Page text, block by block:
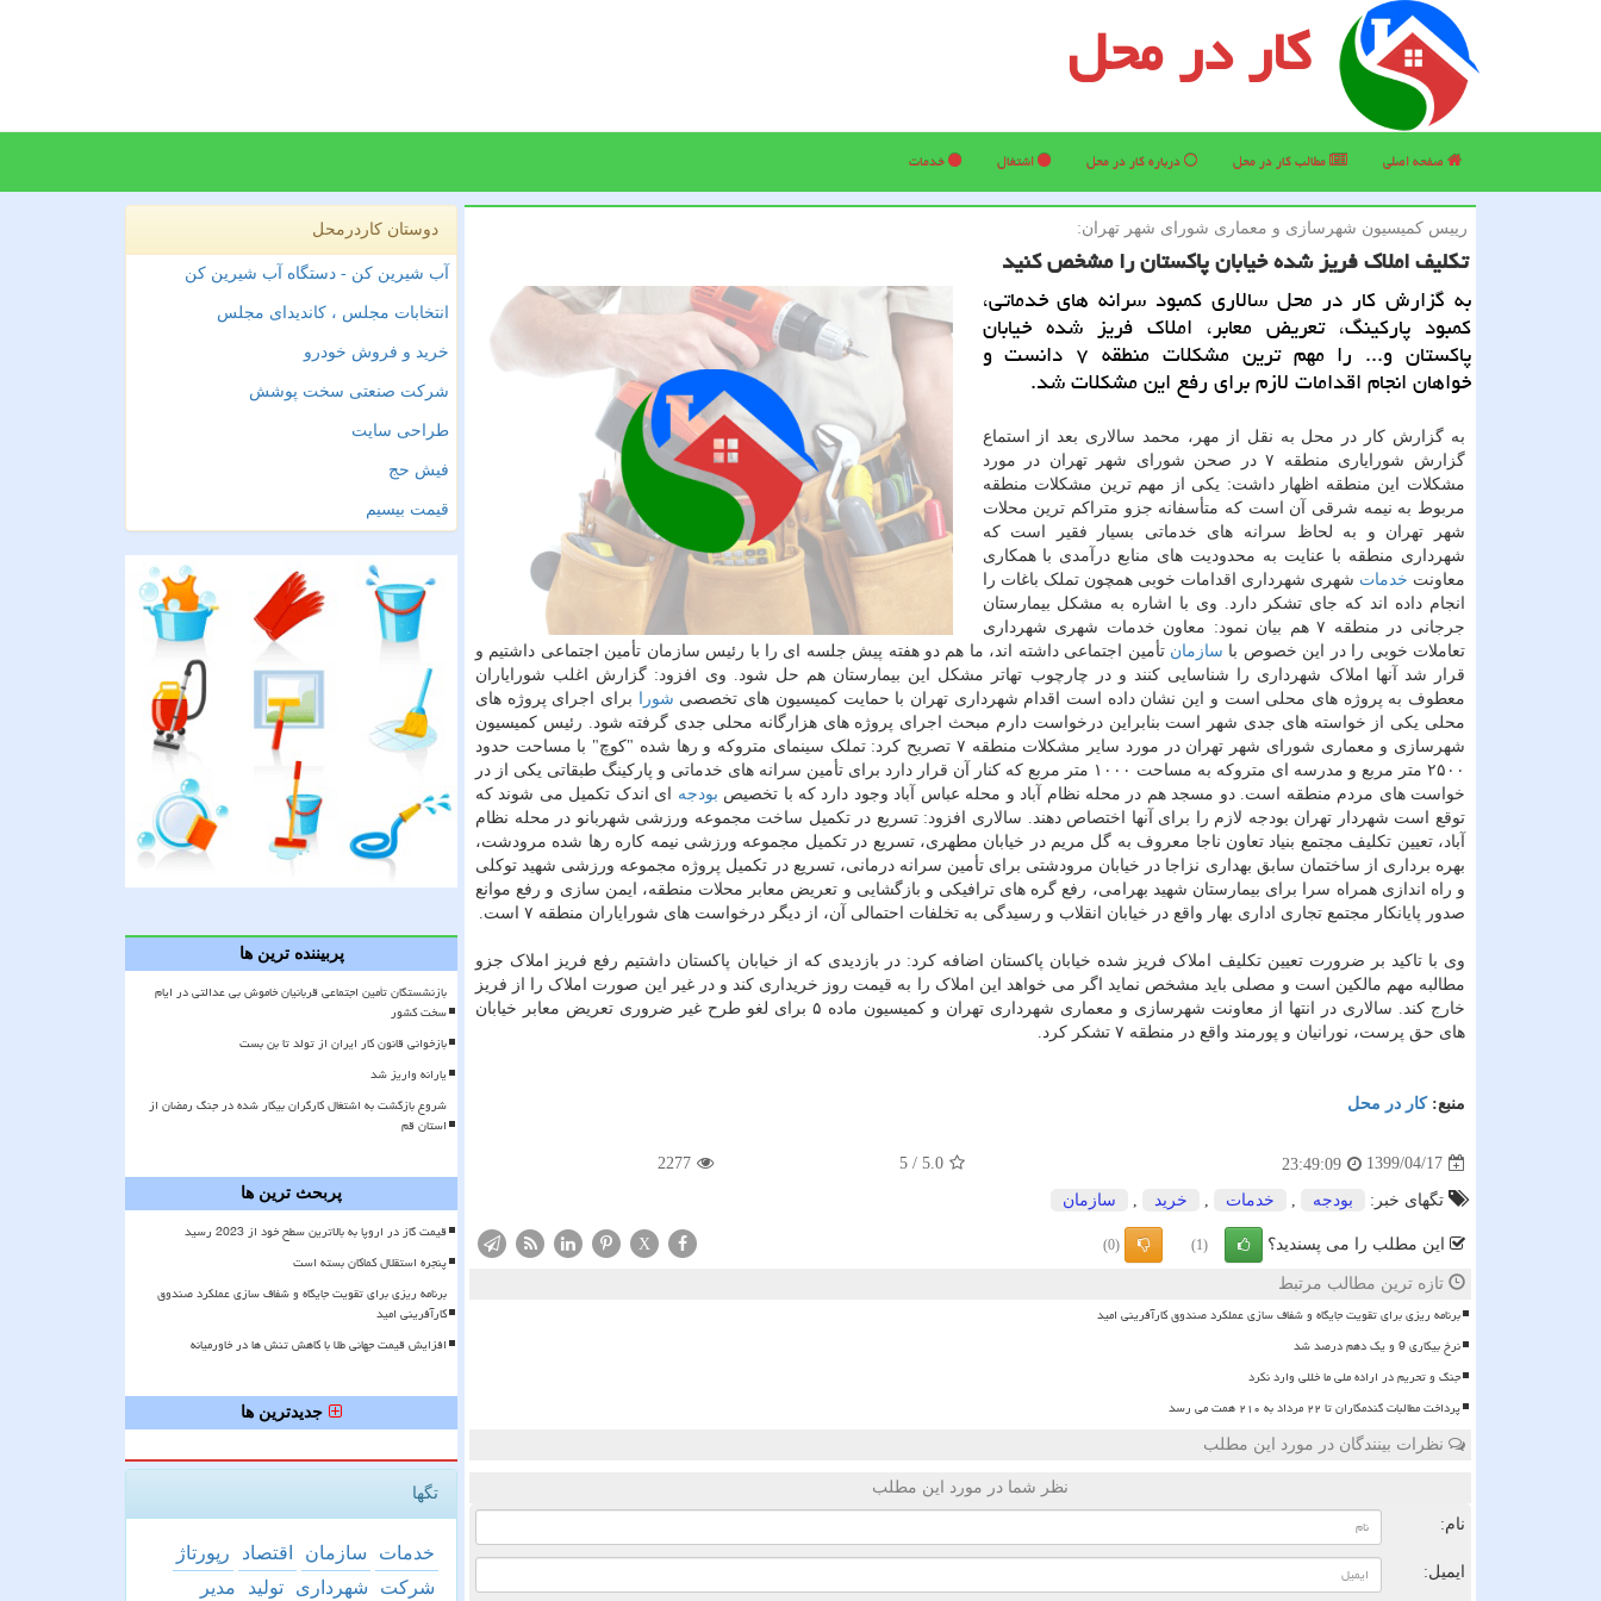
کار در محل
صفحه اصلی مطالب كار در محل درباره كار در محل اشتغال خدمات
رییس كمیسیون شهرسازی و معماری شورای شهر تهران:
تكلیف املاك فریز شده خیابان پاكستان را مشخص كنید
به گزارش كار در محل سالاری كمبود سرانه های خدماتی،
كمبود پاركینگ، تعریض معابر، املاك فریز شده خیابان
پاكستان و... را مهم ترین مشكلات منطقه ۷ دانست و
خواهان انجام اقدامات لازم برای رفع این مشكلات شد.
به گزارش کار در محل به نقل از مهر، محمد سالاری بعد از استماع
گزارش شورایاری منطقه ۷ در صحن شورای شهر تهران در مورد
مشکلات این منطقه اظهار داشت: یکی از مهم ترین مشکلات منطقه
مربوط به نیمه شرقی آن است که متأسفانه جزو متراکم ترین محلات
شهر تهران و به لحاظ سرانه های خدماتی بسیار فقیر است که
شهرداری منطقه با عنایت به محدودیت های منابع درآمدی با همکاری
معاونت خدمات شهری شهرداری اقدامات خوبی همچون تملک باغات را
انجام داده اند که جای تشکر دارد. وی با اشاره به مشکل بیمارستان
جرجانی در منطقه ۷ هم بیان نمود: معاون خدمات شهری شهرداری
تعاملات خوبی را در این خصوص با سازمان تأمین اجتماعی داشته اند، ما هم دو هفته پیش جلسه ای را با رئیس سازمان تأمین اجتماعی داشتیم و
قرار شد آنها املاک شهرداری را شناسایی کنند و در چارچوب تهاتر مشکل این بیمارستان هم حل شود. وی افزود: گزارش اغلب شورایاران
معطوف به پروژه های محلی است و این نشان داده است اقدام شهرداری تهران با حمایت کمیسیون های تخصصی شورا
برای اجرای پروژه های
محلی یکی از خواسته های جدی شهر است بنابراین درخواست دارم مبحث اجرای پروژه های هزارگانه محلی جدی گرفته شود. رئیس کمیسیون
شهرسازی و معماری شورای شهر تهران در مورد سایر مشکلات منطقه ۷ تصریح کرد: تملک سینمای متروکه و رها شده "کوچ" با مساحت حدود
۲۵۰۰ متر مربع و مدرسه ای متروکه به مساحت ۱۰۰۰ متر مربع که کنار آن قرار دارد برای تأمین سرانه های خدماتی و پارکینگ طبقاتی یکی از در
خواست های مردم منطقه است. دو مسجد هم در محله نظام آباد و محله عباس آباد وجود دارد که با تخصیص بودجه ای اندک تکمیل می شوند که
توقع است شهردار تهران بودجه لازم را برای آنها اختصاص دهند. سالاری افزود: تسریع در تکمیل ساخت مجموعه ورزشی شهربانو در محله نظام
آباد، تعیین تکلیف مجتمع بنیاد تعاون ناجا معروف به گل مریم در خیابان مطهری، تسریع در تکمیل مجموعه ورزشی نیمه کاره رها شده مرودشت،
بهره برداری از ساختمان سابق بهداری نزاجا در خیابان مرودشتی برای تأمین سرانه درمانی، تسریع در تکمیل پروژه مجموعه ورزشی شهید توکلی
و راه اندازی همراه سرا برای بیمارستان شهید بهرامی، رفع گره های ترافیکی و بازگشایی و تعریض معابر محلات منطقه، ایمن سازی و رفع موانع
صدور پایانکار مجتمع تجاری اداری بهار واقع در خیابان انقلاب و رسیدگی به تخلفات احتمالی آن، از دیگر درخواست های شورایاران منطقه ۷ است.
وی با تاکید بر ضرورت تعیین تکلیف املاک فریز شده خیابان پاکستان اضافه کرد: در بازدیدی که از خیابان پاکستان داشتیم رفع فریز املاک جزو
مطالبه مهم مالکین است و مصلی باید مشخص نماید اگر می خواهد این املاک را به قیمت روز خریداری کند و در غیر این صورت املاک را از فریز
خارج کند. سالاری در انتها از معاونت شهرسازی و معماری شهرداری تهران و کمیسیون ماده ۵ برای لغو طرح غیر ضروری تعریض معابر خیابان
های حق پرست، نورانیان و پورمند واقع در منطقه ۷ تشکر کرد.
منبع:كار در محل
1399/04/17
23:49:09
5.0
/
5
2277
تگهای خبر: بودجه خدمات خرید سازمان
این مطلب را می پسندید؟ (1)
(0)
X
تازه ترین مطالب مرتبط
برنامه ریزی برای تقویت جایگاه و شفاف سازی عملکرد صندوق کارآفرینی امید
نرخ بیکاری 9 و یک دهم درصد شد
جنگ و تحریم در اراده ملی ما خللی وارد نکرد
پرداخت مطالبات گندمکاران تا ۲۲ مرداد به ۲۱۰ همت می رسد
نظرات بینندگان در مورد این مطلب
نظر شما در مورد این مطلب
نام:
ایمیل:
دوستان کاردرمحل
آب شیرین کن - دستگاه آب شیرین کن
انتخابات مجلس ، کاندیدای مجلس
خرید و فروش خودرو
شرکت صنعتی سخت پوشش
طراحی سایت
فیش حج
قیمت بیسیم
پربیننده ترین ها
بازنشستگان تأمین اجتماعی قربانیان خاموش بی عدالتی در ایام
سخت کشور
بازخوانی قانون کار ایران از تولد تا بن بست
یارانه واریز شد
شروع بازگشت به اشتغال کارگران بیکار شده در جنگ رمضان از
استان قم
پربحث ترین ها
قیمت گاز در اروپا به بالاترین سطح خود از 2023 رسید
پنجره استقلال کماکان بسته است
برنامه ریزی برای تقویت جایگاه و شفاف سازی عملکرد صندوق
کارآفرینی امید
افزایش قیمت جهانی طلا با کاهش تنش ها در خاورمیانه
جدیدترین ها
تگها
خدمات سازمان اقتصاد
رپورتاژ
شركت
شهرداری تولید مدیر